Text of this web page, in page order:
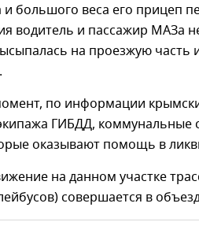
и большого веса его прицеп
водитель и пассажир МАЗа
на проезжую
по информации
ГИБДД, коммунальные
оказывают помощь в
на данном участке
совершается в